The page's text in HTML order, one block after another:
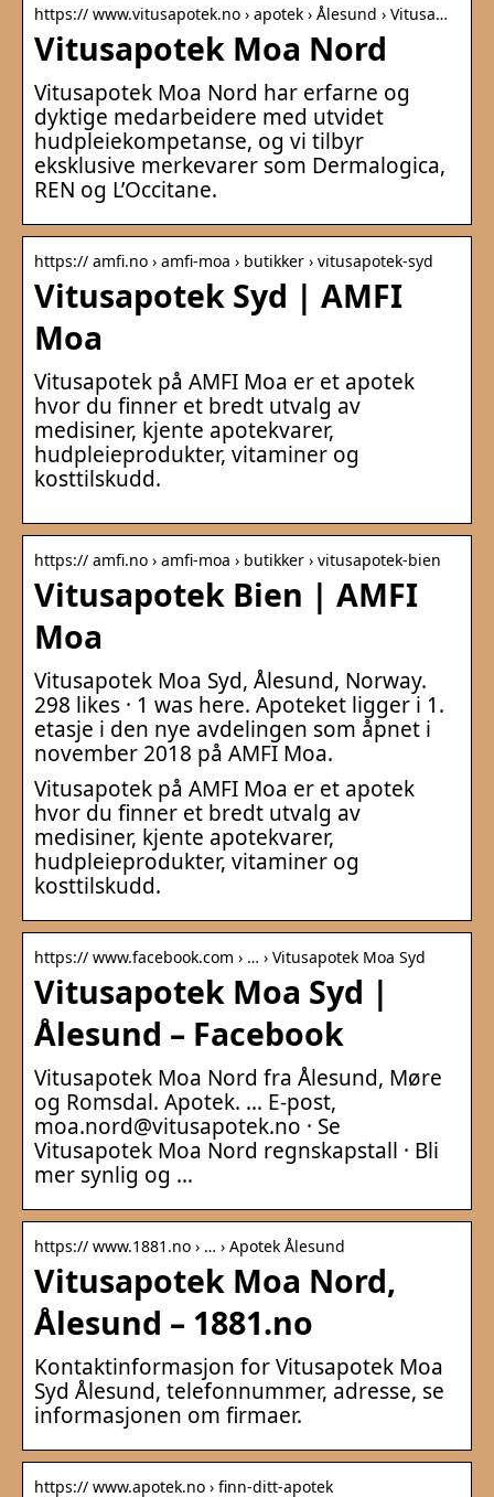
https:// www.vitusapotek.no › apotek › Ålesund › Vitusa…
Vitusapotek Moa Nord
Vitusapotek Moa Nord har erfarne og
dyktige medarbeidere med utvidet
hudpleiekompetanse, og vi tilbyr
eksklusive merkevarer som Dermalogica,
REN og L’Occitane.
https:// amfi.no › amfi-moa › butikker › vitusapotek-syd
Vitusapotek Syd | AMFI
Moa
Vitusapotek på AMFI Moa er et apotek
hvor du finner et bredt utvalg av
medisiner, kjente apotekvarer,
hudpleieprodukter, vitaminer og
kosttilskudd.
https:// amfi.no › amfi-moa › butikker › vitusapotek-bien
Vitusapotek Bien | AMFI
Moa
Vitusapotek Moa Syd, Ålesund, Norway.
298 likes · 1 was here. Apoteket ligger i 1.
etasje i den nye avdelingen som åpnet i
november 2018 på AMFI Moa.
Vitusapotek på AMFI Moa er et apotek
hvor du finner et bredt utvalg av
medisiner, kjente apotekvarer,
hudpleieprodukter, vitaminer og
kosttilskudd.
https:// www.facebook.com › … › Vitusapotek Moa Syd
Vitusapotek Moa Syd |
Ålesund – Facebook
Vitusapotek Moa Nord fra Ålesund, Møre
og Romsdal. Apotek. … E-post,
moa.nord@vitusapotek.no · Se
Vitusapotek Moa Nord regnskapstall · Bli
mer synlig og …
https:// www.1881.no › … › Apotek Ålesund
Vitusapotek Moa Nord,
Ålesund – 1881.no
Kontaktinformasjon for Vitusapotek Moa
Syd Ålesund, telefonnummer, adresse, se
informasjonen om firmaer.
https:// www.apotek.no › finn-ditt-apotek